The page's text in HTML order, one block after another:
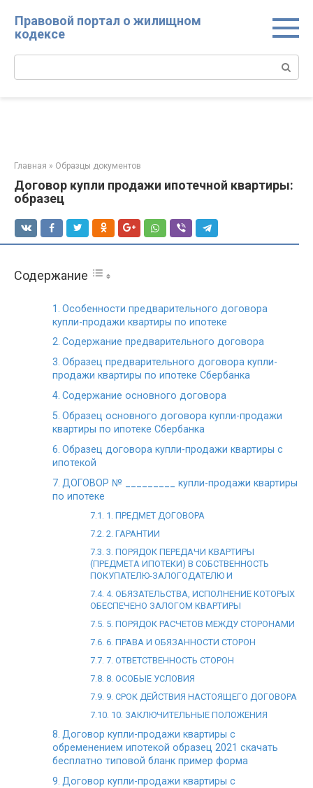
контенту
Правовой портал о жилищном
кодексе
Поиск:
Главная » Образцы документов
Договор купли продажи ипотечной квартиры:
образец
Содержание
Особенности предварительного договора
купли-продажи квартиры по ипотеке
Содержание предварительного договора
Образец предварительного договора купли-
продажи квартиры по ипотеке Сбербанка
Содержание основного договора
Образец основного договора купли-продажи
квартиры по ипотеке Сбербанка
Образец договора купли-продажи квартиры с
ипотекой
ДОГОВОР № _________ купли-продажи квартиры
по ипотеке
1. ПРЕДМЕТ ДОГОВОРА
2. ГАРАНТИИ
3. ПОРЯДОК ПЕРЕДАЧИ КВАРТИРЫ
(ПРЕДМЕТА ИПОТЕКИ) В СОБСТВЕННОСТЬ
ПОКУПАТЕЛЮ-ЗАЛОГОДАТЕЛЮ И
4. ОБЯЗАТЕЛЬСТВА, ИСПОЛНЕНИЕ КОТОРЫХ
ОБЕСПЕЧЕНО ЗАЛОГОМ КВАРТИРЫ
5. ПОРЯДОК РАСЧЕТОВ МЕЖДУ СТОРОНАМИ
6. ПРАВА И ОБЯЗАННОСТИ СТОРОН
7. ОТВЕТСТВЕННОСТЬ СТОРОН
8. ОСОБЫЕ УСЛОВИЯ
9. СРОК ДЕЙСТВИЯ НАСТОЯЩЕГО ДОГОВОРА
10. ЗАКЛЮЧИТЕЛЬНЫЕ ПОЛОЖЕНИЯ
Договор купли-продажи квартиры с
обременением ипотекой образец 2021 скачать
бесплатно типовой бланк пример форма
Договор купли-продажи квартиры с